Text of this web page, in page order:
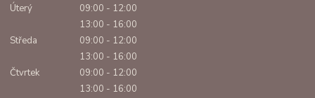
Úterý
09:00 - 12:00
13:00 - 16:00
Středa
09:00 - 12:00
13:00 - 16:00
Čtvrtek
09:00 - 12:00
13:00 - 16:00